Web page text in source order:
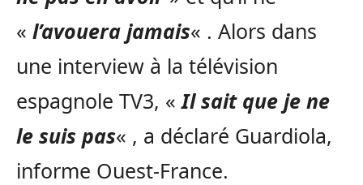
« l’avouera jamais« . Alors dans
une interview à la télévision
espagnole TV3, «Il sait que je ne
le suis pas« , a déclaré Guardiola,
informe Ouest-France.